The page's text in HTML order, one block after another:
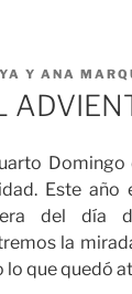
Y ANA
Este
del día
la
lo que quedó